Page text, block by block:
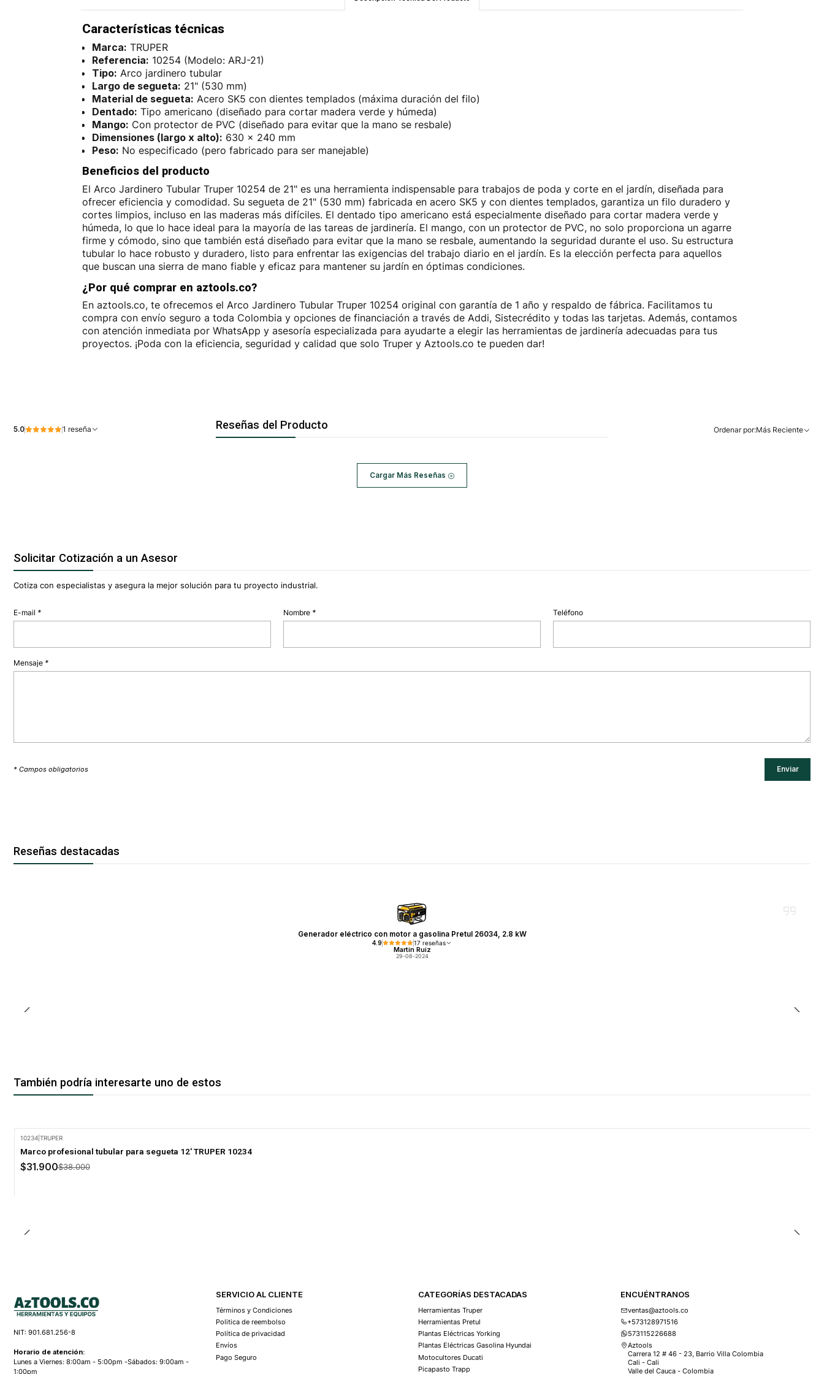
Características técnicas
Marca: TRUPER
Referencia: 10254 (Modelo: ARJ-21)
Tipo: Arco jardinero tubular
Largo de segueta: 21" (530 mm)
Material de segueta: Acero SK5 con dientes templados (máxima duración del filo)
Dentado: Tipo americano (diseñado para cortar madera verde y húmeda)
Mango: Con protector de PVC (diseñado para evitar que la mano se resbale)
Dimensiones (largo x alto): 630 x 240 mm
Peso: No especificado (pero fabricado para ser manejable)
Beneficios del producto
El Arco Jardinero Tubular Truper 10254 de 21" es una herramienta indispensable para trabajos de poda y corte en el jardín, diseñada para
ofrecer eficiencia y comodidad. Su segueta de 21" (530 mm) fabricada en acero SK5 y con dientes templados, garantiza un filo duradero y
cortes limpios, incluso en las maderas más difíciles. El dentado tipo americano está especialmente diseñado para cortar madera verde y
húmeda, lo que lo hace ideal para la mayoría de las tareas de jardinería. El mango, con un protector de PVC, no solo proporciona un agarre
firme y cómodo, sino que también está diseñado para evitar que la mano se resbale, aumentando la seguridad durante el uso. Su estructura
tubular lo hace robusto y duradero, listo para enfrentar las exigencias del trabajo diario en el jardín. Es la elección perfecta para aquellos
que buscan una sierra de mano fiable y eficaz para mantener su jardín en óptimas condiciones.
¿Por qué comprar en aztools.co?
En aztools.co, te ofrecemos el Arco Jardinero Tubular Truper 10254 original con garantía de 1 año y respaldo de fábrica. Facilitamos tu
compra con envío seguro a toda Colombia y opciones de financiación a través de Addi, Sistecrédito y todas las tarjetas. Además, contamos
con atención inmediata por WhatsApp y asesoría especializada para ayudarte a elegir las herramientas de jardinería adecuadas para tus
proyectos. ¡Poda con la eficiencia, seguridad y calidad que solo Truper y Aztools.co te pueden dar!
Reseñas del Producto
5.0 1 reseña Ordenar por:Más Reciente
Cargar Más Reseñas
Solicitar Cotización a un Asesor
Cotiza con especialistas y asegura la mejor solución para tu proyecto industrial.
E-mail * Nombre * Teléfono
Mensaje *
* Campos obligatorios
Reseñas destacadas
Generador eléctrico con motor a gasolina Pretul 26034, 2.8 kW
4.9 17 reseñas
Martin Ruiz
29-08-2024
También podría interesarte uno de estos
10234| TRUPER
Marco profesional tubular para segueta 12' TRUPER 10234
$31.900$38.000
NIT: 901.681.256-8
Horario de atención:
Lunes a Viernes: 8:00am - 5:00pm -Sábados: 9:00am -
1:00pm
SERVICIO AL CLIENTE
Términos y Condiciones
Politica de reembolso
Política de privacidad
Envíos
Pago Seguro
CATEGORÍAS DESTACADAS
Herramientas Truper
Herramientas Pretul
Plantas Eléctricas Yorking
Plantas Eléctricas Gasolina Hyundai
Motocultores Ducati
Picapasto Trapp
ENCUÉNTRANOS
ventas@aztools.co
+573128971516
573115226688
Aztools
Carrera 12 # 46 - 23, Barrio Villa Colombia
Cali - Cali
Valle del Cauca - Colombia